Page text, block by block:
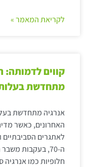
לקריאת המאמר »
קווים לדמותה:
מתחדשת
אנרגיה מתחדשת
האחרונים, כאשר
לאתגרים
ה-70, בעקבות
חלופיות כמו אנרגיה